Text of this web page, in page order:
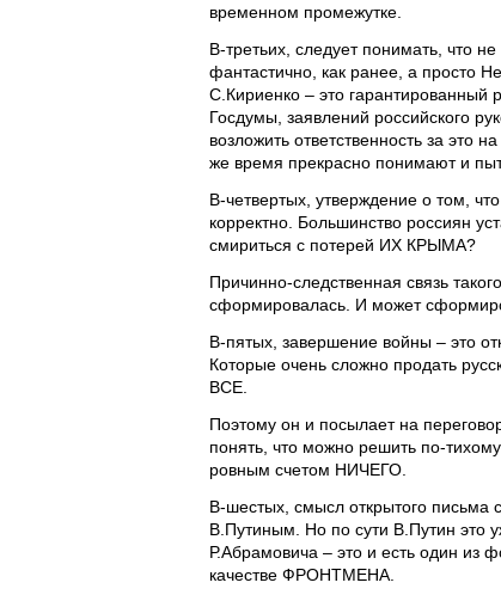
временном промежутке.
В-третьих, следует понимать, что
фантастично, как ранее, а просто
С.Кириенко – это гарантированный
Госдумы, заявлений российского
возложить ответственность за это
же время прекрасно понимают и
В-четвертых, утверждение о том,
корректно. Большинство россиян
смириться с потерей ИХ КРЫМА?
Причинно-следственная связь
сформировалась. И может
В-пятых, завершение войны – это
Которые очень сложно продать
ВСЕ.
Поэтому он и посылает на
понять, что можно решить по-
ровным счетом НИЧЕГО.
В-шестых, смысл открытого письма
В.Путиным. Но по сути В.Путин это
Р.Абрамовича – это и есть один из
качестве ФРОНТМЕНА.